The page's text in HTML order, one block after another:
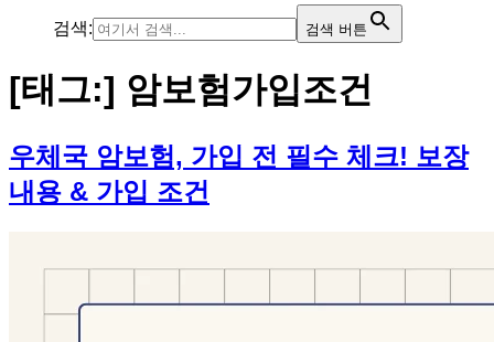
검색: 검색 버튼
[태그:] 암보험가입조건
우체국 암보험, 가입 전 필수 체크! 보장
내용 & 가입 조건